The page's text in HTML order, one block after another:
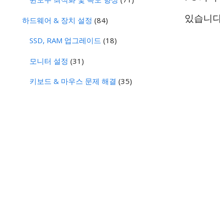
있습니
하드웨어 & 장치 설정 (84)
SSD, RAM 업그레이드 (18)
모니터 설정 (31)
키보드 & 마우스 문제 해결 (35)